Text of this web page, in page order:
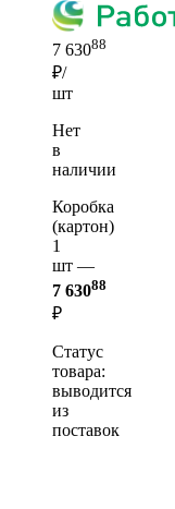
7 63088
₽/
шт
Нет
в
наличии
Коробка
(картон)
1
шт —
7 63088
₽
Статус
товара:
выводится
из
поставок